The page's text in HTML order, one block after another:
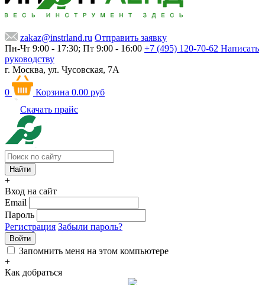
zakaz@instrland.ru Отправить заявку
Пн-Чт 9:00 - 17:30; Пт 9:00 - 16:00 +7 (495) 120-70-62 Написать
руководству
г. Москва, ул. Чусовская, 7А
0 Корзина 0.00 руб
Скачать прайс
+
Вход на сайт
Email
Пароль
Регистрация Забыли пароль?
Войти
Запомнить меня на этом компьютере
+
Как добраться